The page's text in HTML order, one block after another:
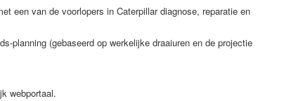
een van de voorlopers in Caterpillar diagnose, reparatie en
planning (gebaseerd op werkelijke draaiuren en de projectie
webportaal.